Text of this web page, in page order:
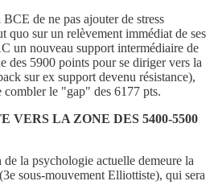
de ne pas ajouter de stress
quo sur un relèvement immédiat de ses
un nouveau support intermédiaire de
des 5900 points pour se diriger vers la
sur ex support devenu résistance),
combler le "gap" des 6177 pts.
VERS LA ZONE DES 5400-5500
la psychologie actuelle demeure la
sous-mouvement Elliottiste), qui sera